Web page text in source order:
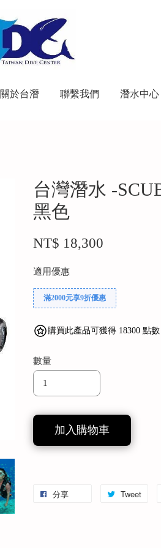
關於台潛 聯繫我們 潛水中心
台灣潛水 -
黑色
NT$ 18,300
適用優惠
滿2000元享9折優惠
購買此產品可獲得 18300 點數
數量
加入購物車
分享 Tweet